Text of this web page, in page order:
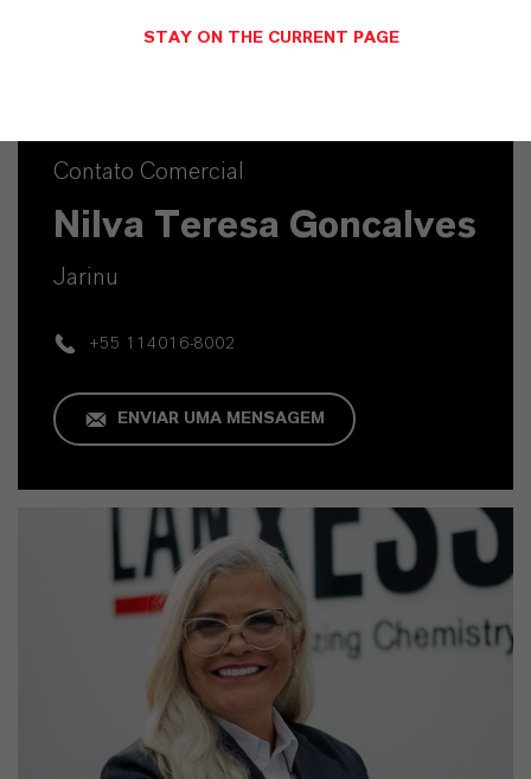
Contato Comercial
Nilva Teresa Goncalves
Jarinu
+55 114016-8002
ENVIAR UMA MENSAGEM
STAY ON THE CURRENT PAGE